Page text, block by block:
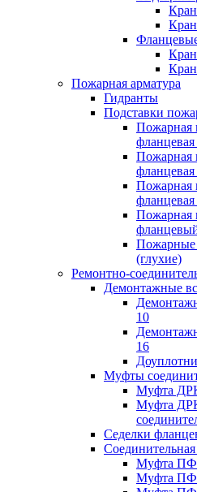
Пожарная арматура
Гидранты
Подставки
Пожарная
Пожарная
Пожарная
Пожарная
Пожарные
(глухие)
Ремонтно-
Демонтажные
10
16
Муфты
Муфта
Муфта
Седелки
Муфта
Муфта